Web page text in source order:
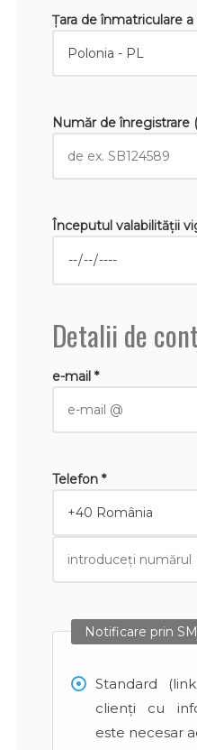
Țara de înmatriculare
Număr de înregistrare
Începutul valabilităţii
Detalii de
e-mail *
Telefon *
Notificare prin
Standard
clienți cu
este necesar